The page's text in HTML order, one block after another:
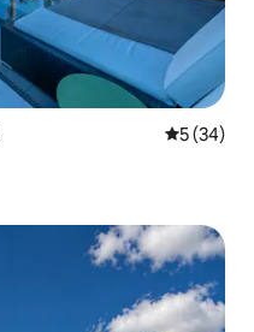
從 34 則評
5 (34)